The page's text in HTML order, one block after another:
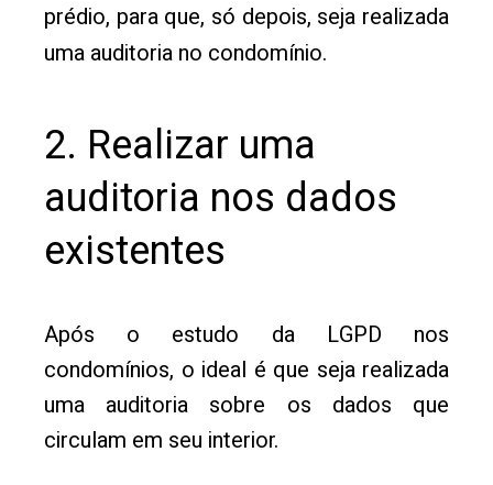
prédio, para que, só depois, seja realizada
uma auditoria no condomínio.
2. Realizar uma
auditoria nos dados
existentes
Após o estudo da LGPD nos
condomínios, o ideal é que seja realizada
uma auditoria sobre os dados que
circulam em seu interior.